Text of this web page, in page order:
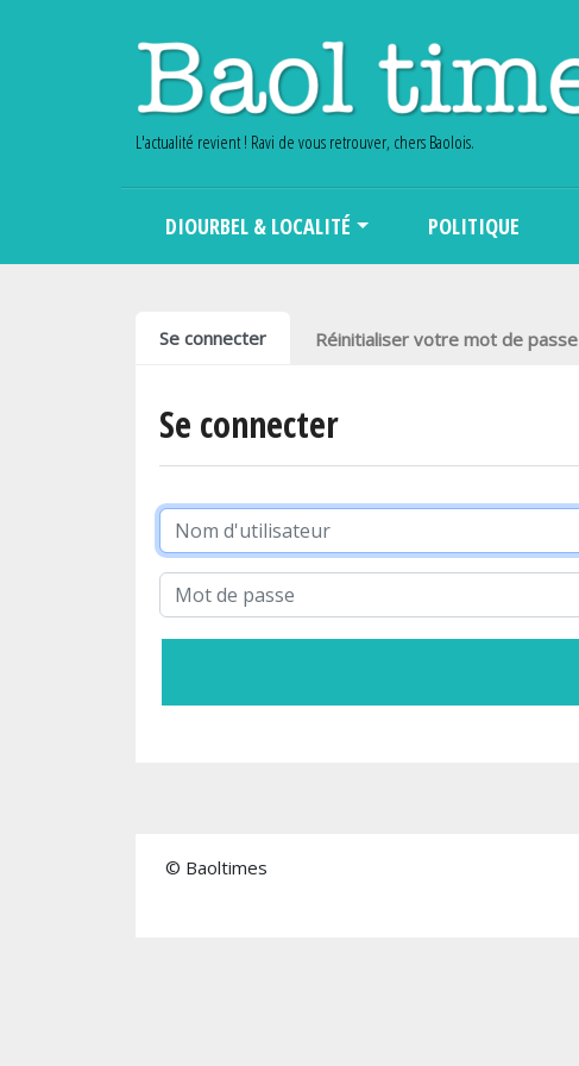
L'actualité revient ! Ravi de vous retrouver, chers Baolois.
DIOURBEL & LOCALITÉ POLITIQUE
Onglets principaux
Se connecter Réinitialiser votre mot de passe
Se connecter
© Baoltimes